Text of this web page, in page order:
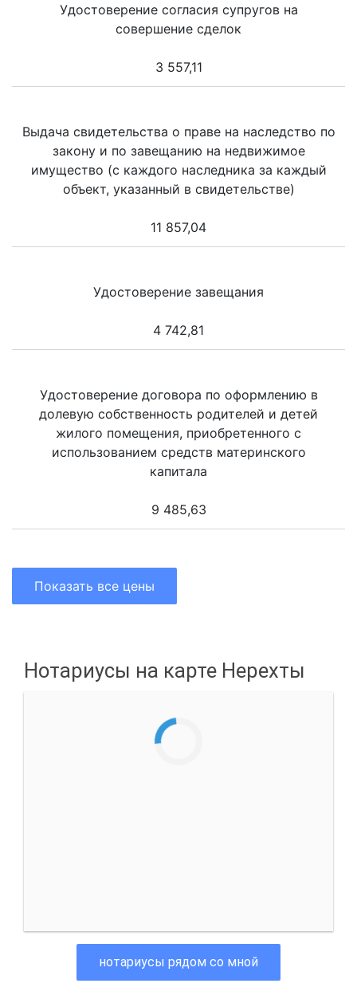
Удостоверение согласия супругов на
совершение сделок
3 557,11
Выдача свидетельства о праве на наследство по
закону и по завещанию на недвижимое
имущество (с каждого наследника за каждый
объект, указанный в свидетельстве)
11 857,04
Удостоверение завещания
4 742,81
Удостоверение договора по оформлению в
долевую собственность родителей и детей
жилого помещения, приобретенного с
использованием средств материнского
капитала
9 485,63
Показать все цены
Нотариусы на карте Нерехты
нотариусы рядом со мной